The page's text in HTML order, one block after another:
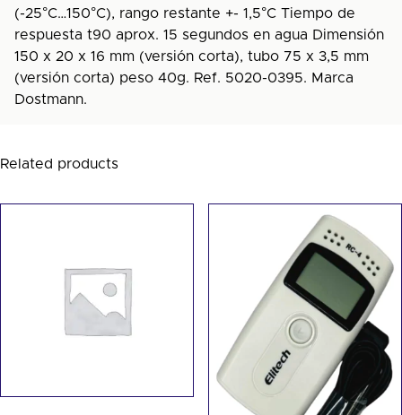
(-25°C…150°C), rango restante +- 1,5°C Tiempo de
respuesta t90 aprox. 15 segundos en agua Dimensión
150 x 20 x 16 mm (versión corta), tubo 75 x 3,5 mm
(versión corta) peso 40g. Ref. 5020-0395. Marca
Dostmann.
Related products